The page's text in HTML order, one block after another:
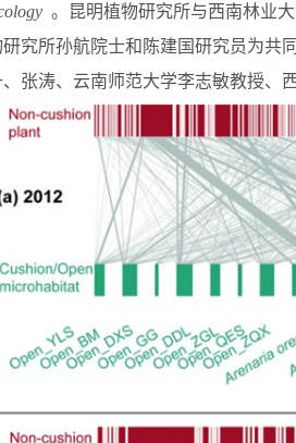
。昆明植物研究所与西南林业
研究所孙航院士和陈建国研究员为共
张涛、云南师范大学李志敏教授、